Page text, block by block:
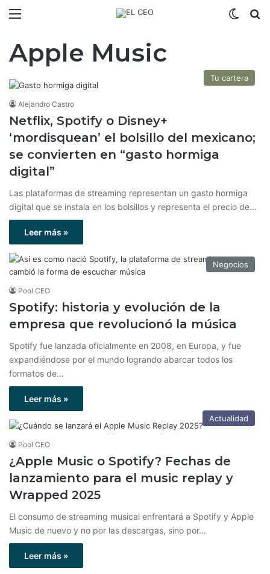
Apple Music
Tu cartera
Alejandro Castro
Netflix, Spotify o Disney+
‘mordisquean’ el bolsillo del mexicano;
se convierten en “gasto hormiga
digital”
Las plataformas de streaming representan un gasto hormiga
digital que se instala en los bolsillos y representa el precio de…
Leer más »
Negocios
Pool CEO
Spotify: historia y evolución de la
empresa que revolucionó la música
Spotify fue lanzada oficialmente en 2008, en Europa, y fue
expandiéndose por el mundo logrando abarcar todos los
formatos de…
Leer más »
Actualidad
Pool CEO
¿Apple Music o Spotify? Fechas de
lanzamiento para el music replay y
Wrapped 2025
El consumo de streaming musical enfrentará a Spotify y Apple
Music de nuevo y no por las descargas, sino por…
Leer más »